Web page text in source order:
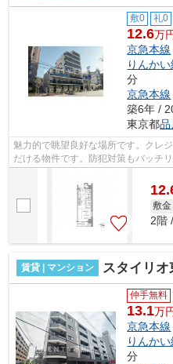
敷0 礼0
12.6万
京急本線
りんかい
分
京急本線
築6年 /
東京都品
魅力的で眺望良好な場所です。クレ
だける物件です。防犯対策もバッチ
しが良く真夏の暑い日も快適に過ご
敷金
2階
賃貸 | マンション スタイリオ
仲手無料
13.1万
京急本線
りんかい
分